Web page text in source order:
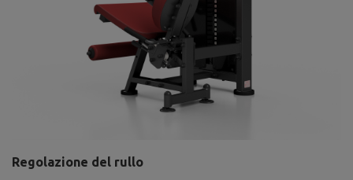
Regolazione del rullo